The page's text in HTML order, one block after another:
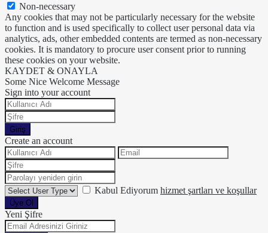
Non-necessary
Any cookies that may not be particularly necessary for the website
to function and is used specifically to collect user personal data via
analytics, ads, other embedded contents are termed as non-necessary
cookies. It is mandatory to procure user consent prior to running
these cookies on your website.
KAYDET & ONAYLA
Some Nice Welcome Message
Sign into your account
Giriş
Create an account
Kabul Ediyorum hizmet şartları ve koşullar
Üye Ol
Yeni Şifre